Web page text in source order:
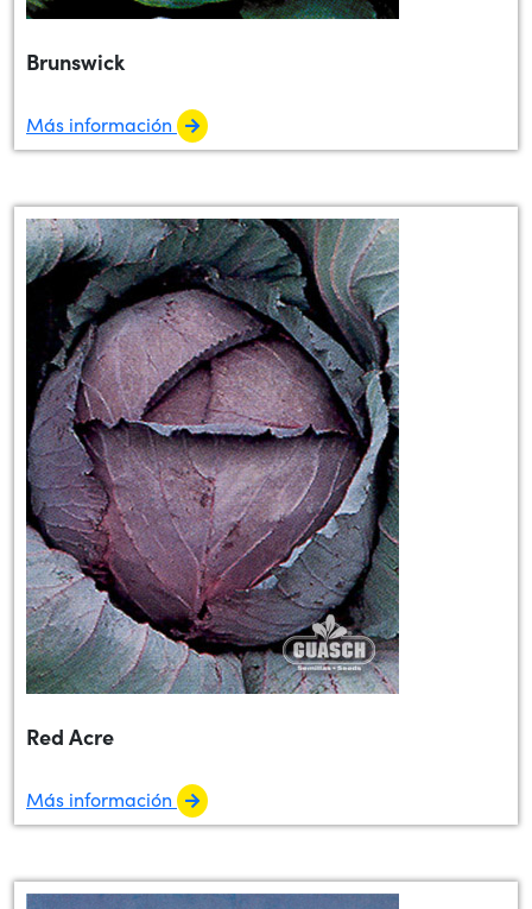
Brunswick
Más información
Red Acre
Más información